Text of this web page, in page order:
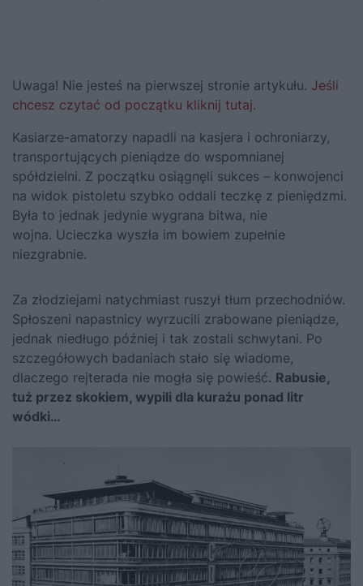
Uwaga! Nie jesteś na pierwszej stronie artykułu. Jeśli
chcesz czytać od początku kliknij tutaj.
Kasiarze-amatorzy napadli na kasjera i ochroniarzy,
transportujących pieniądze do wspomnianej
spółdzielni. Z początku osiągnęli sukces – konwojenci
na widok pistoletu szybko oddali teczkę z pieniędzmi.
Była to jednak jedynie wygrana bitwa, nie
wojna. Ucieczka wyszła im bowiem zupełnie
niezgrabnie.
Za złodziejami natychmiast ruszył tłum przechodniów.
Spłoszeni napastnicy wyrzucili zrabowane pieniądze,
jednak niedługo później i tak zostali schwytani. Po
szczegółowych badaniach stało się wiadome,
dlaczego rejterada nie mogła się powieść. Rabusie,
tuż przez skokiem, wypili dla kurażu ponad litr
wódki…